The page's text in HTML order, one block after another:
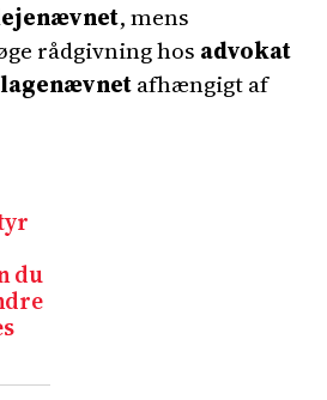
, mens
rådgivning hos advokat
afhængigt af
du